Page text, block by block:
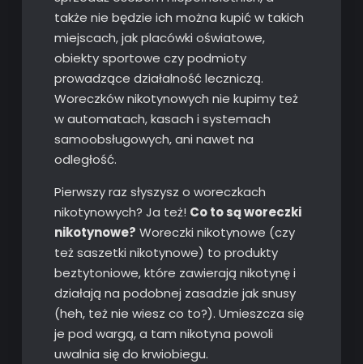
także nie będzie ich można kupić w takich
miejscach, jak placówki oświatowe,
obiekty sportowe czy podmioty
prowadzące działalność leczniczą.
Woreczków nikotynowych nie kupimy też
w automatach, kasach i systemach
samoobsługowych, ani nawet na
odległość.
Pierwszy raz słyszysz o woreczkach
nikotynowych? Ja też! Co to są woreczki
nikotynowe? Woreczki nikotynowe (czy
też saszetki nikotynowe) to produkty
beztytoniowe, które zawierają nikotynę i
działają na podobnej zasadzie jak snusy
(heh, też nie wiesz co to?). Umieszcza się
je pod wargą, a tam nikotyna powoli
uwalnia się do krwiobiegu.